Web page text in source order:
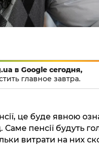
в Google сегодня,
главное завтра.
це буде явною
Саме пенсії будуть
витрати на них